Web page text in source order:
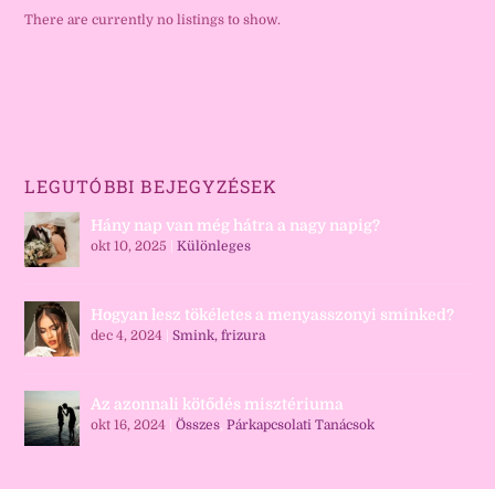
There are currently no listings to show.
LEGUTÓBBI BEJEGYZÉSEK
Hány nap van még hátra a nagy napig?
okt 10, 2025 |Különleges
Hogyan lesz tökéletes a menyasszonyi sminked?
dec 4, 2024 |Smink, frizura
Az azonnali kötődés misztériuma
okt 16, 2024 |Összes,Párkapcsolati Tanácsok